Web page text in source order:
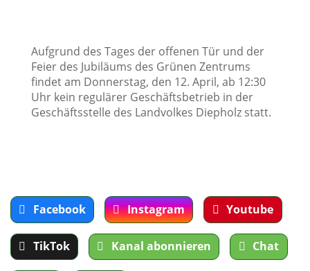
Aufgrund des Tages der offenen Tür und der
Feier des Jubiläums des Grünen Zentrums
findet am Donnerstag, den 12. April, ab 12:30
Uhr kein regulärer Geschäftsbetrieb in der
Geschäftsstelle des Landvolkes Diepholz statt.
Facebook Instagram Youtube
TikTok Kanal abonnieren Chat